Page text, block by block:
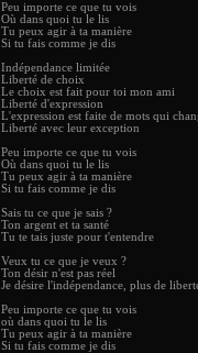
Peu importe ce que tu vois
Où dans quoi tu le lis
Tu peux agir à ta manière
Si tu fais comme je dis
Indépendance limitée
Liberté de choix
Le choix est fait pour toi mon ami
Liberté d'expression
L'expression est faite de mots qui
Liberté avec leur exception
Peu importe ce que tu vois
Où dans quoi tu le lis
Tu peux agir à ta manière
Si tu fais comme je dis
Sais tu ce que je sais ?
Ton argent et ta santé
Tu te tais juste pour t'entendre
Veux tu ce que je veux ?
Ton désir n'est pas réel
Je désire l'indépendance, plus de
Peu importe ce que tu vois
où dans quoi tu le lis
Tu peux agir à ta manière
Si tu fais comme je dis